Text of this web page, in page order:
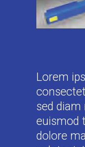
Lorem
sed
euismod
dolore